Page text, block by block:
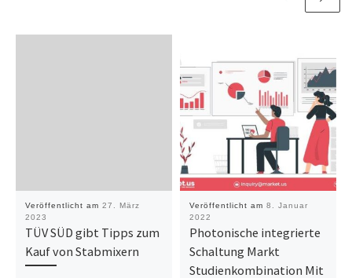
Veröffentlicht am 27. März
2023
TÜV SÜD gibt Tipps zum
Kauf von Stabmixern
Veröffentlicht am 8. Januar
2022
Photonische integrierte
Schaltung Markt
Studienkombination Mit